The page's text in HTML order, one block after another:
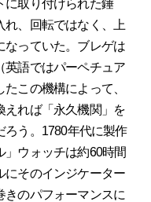
に取り付けられた錘
れ、回転ではなく、上
なっていた。ブレゲは
英語ではパーペチュア
この機構によって、
えれば「永久機関」を
ろう。1780年代に製作
」ウォッチは約60時間
にそのインジケーター
きのパフォーマンスに